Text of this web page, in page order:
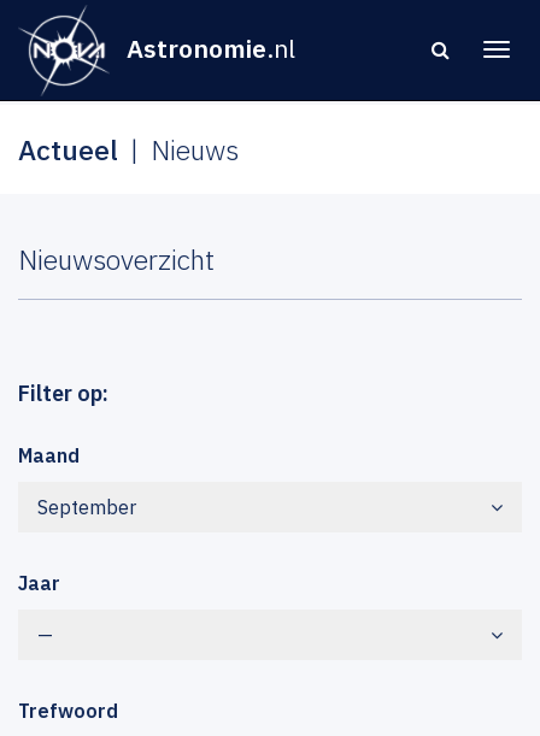
Astronomie.nl
Actueel Nieuws
Nieuwsoverzicht
Filter op:
Maand
September
Jaar
—
Trefwoord